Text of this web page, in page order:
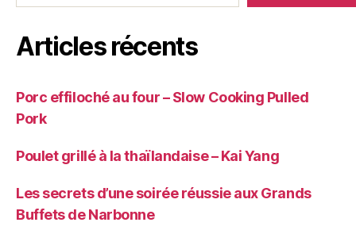
Articles récents
Porc effiloché au four – Slow Cooking Pulled
Pork
Poulet grillé à la thaïlandaise – Kai Yang
Les secrets d’une soirée réussie aux Grands
Buffets de Narbonne